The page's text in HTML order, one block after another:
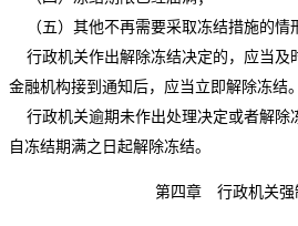
（五）其他不再需要采取冻结措施的情
行政机关作出解除冻结决定的，应当及
金融机构接到通知后，应当立即解除冻结。
行政机关逾期未作出处理决定或者解除
自冻结期满之日起解除冻结。
第四章 行政机关强